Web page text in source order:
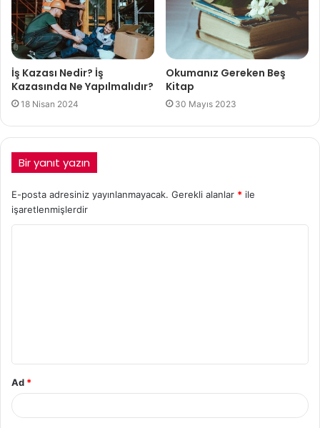
İş Kazası Nedir? İş
Kazasında Ne Yapılmalıdır?
18 Nisan 2024
Okumanız Gereken Beş
Kitap
30 Mayıs 2023
Bir yanıt yazın
E-posta adresiniz yayınlanmayacak. Gerekli alanlar * ile
işaretlenmişlerdir
Ad *